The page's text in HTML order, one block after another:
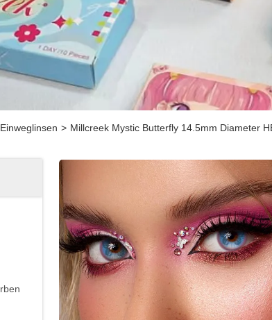
> Millcreek Mystic Butterfly 14.5mm Diameter